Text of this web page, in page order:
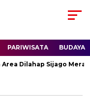
PARIWISATA BUDAYA
Dilahap Sijago Merah